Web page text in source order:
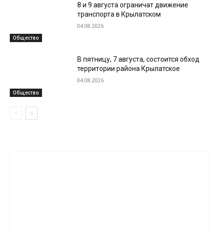
Общество
8 и 9 августа ограничат движение
транспорта в Крылатском
04.08.2026
Общество
В пятницу, 7 августа, состоится обход
территории района Крылатское
04.08.2026